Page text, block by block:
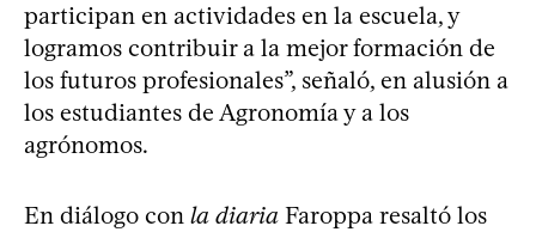
participan en actividades en la escuela, y
logramos contribuir a la mejor formación de
los futuros profesionales”, señaló, en alusión a
los estudiantes de Agronomía y a los
agrónomos.
En diálogo con la diaria Faroppa resaltó los